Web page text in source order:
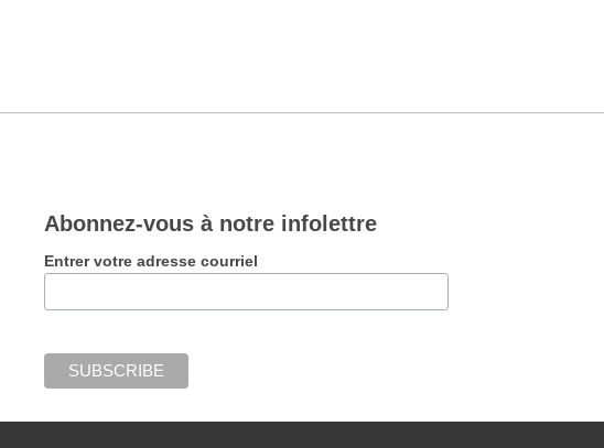
Abonnez-vous à notre infolettre
Entrer votre adresse courriel